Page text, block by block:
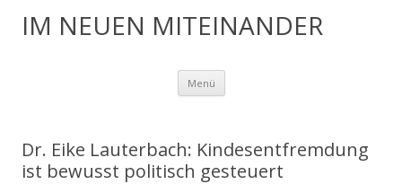
IM NEUEN MITEINANDER
Menü Zum
springen
Dr. Eike Lauterbach: Kindesentfremdung
ist bewusst politisch gesteuert